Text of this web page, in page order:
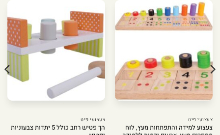
צעצועי פיט
צעצוע למידה והתפתחות מעץ, לוח
צעצועי פיט
הך פטיש רחב כולל 5 יתדות צבעוניות